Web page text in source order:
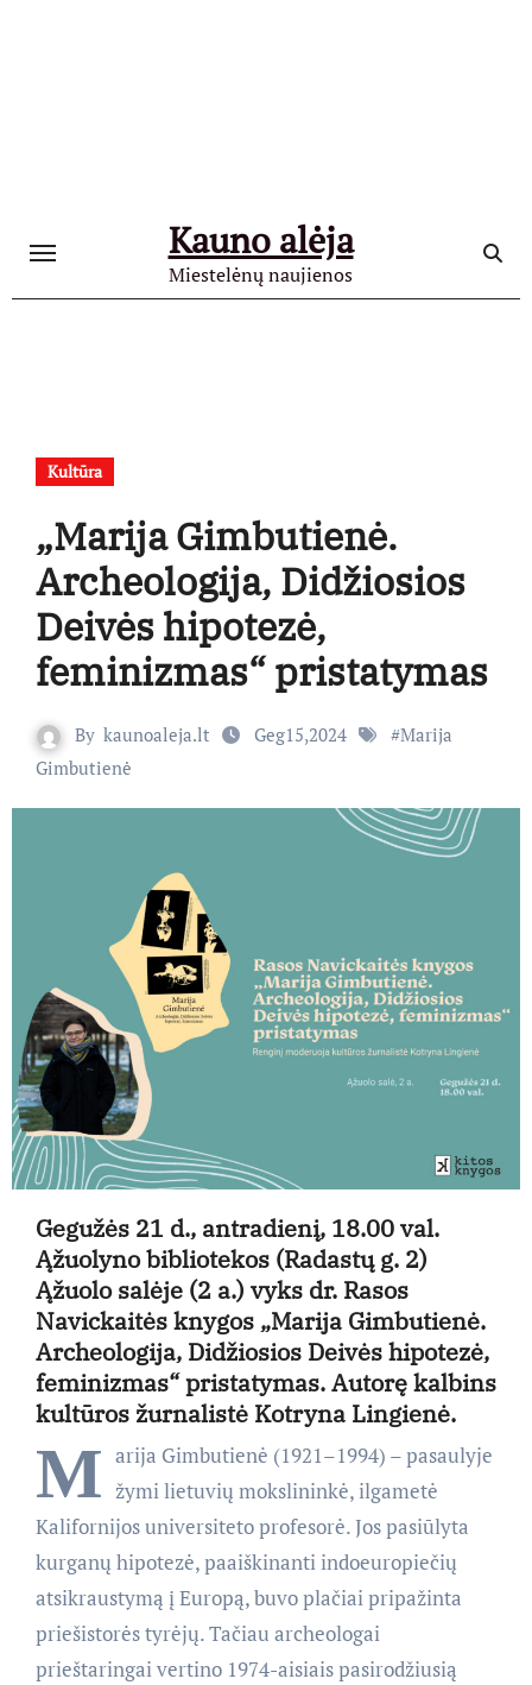
Kauno alėja
Miestelėnų naujienos
Kultūra
„Marija Gimbutienė.
Archeologija, Didžiosios
Deivės hipotezė,
feminizmas“ pristatymas
By kaunoaleja.lt Geg15,2024 #Marija
Gimbutienė
Gegužės 21 d., antradienį, 18.00 val.
Ąžuolyno bibliotekos (Radastų g. 2)
Ąžuolo salėje (2 a.) vyks dr. Rasos
Navickaitės knygos „Marija Gimbutienė.
Archeologija, Didžiosios Deivės hipotezė,
feminizmas“ pristatymas. Autorę kalbins
kultūros žurnalistė Kotryna Lingienė.
M arija Gimbutienė (1921–1994) – pasaulyje
žymi lietuvių mokslininkė, ilgametė
Kalifornijos universiteto profesorė. Jos pasiūlyta
kurganų hipotezė, paaiškinanti indoeuropiečių
atsikraustymą į Europą, buvo plačiai pripažinta
priešistorės tyrėjų. Tačiau archeologai
prieštaringai vertino 1974-aisiais pasirodžiusią